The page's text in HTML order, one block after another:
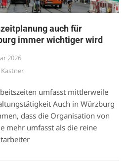
auch für
immer wichtiger wird
2026
umfasst mittlerweile
Auch in Würzburg
dass die Organisation von
mehr umfasst als die reine